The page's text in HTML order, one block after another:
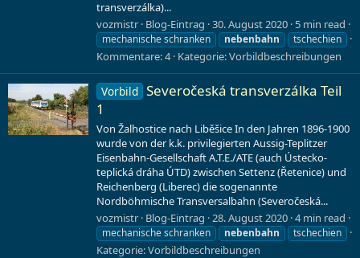
transverzálka)...
vozmistr Blog-Eintrag 30. August 2020 5 min read
mechanische schranken nebenbahn tschechien
Kommentare: 4 Kategorie:Vorbildbeschreibungen
Vorbild Severočeská transverzálka Teil
1
Von Žalhostice nach Liběšice In den Jahren 1896-1900
wurde von der k.k. privilegierten Aussig-Teplitzer
Eisenbahn-Gesellschaft A.T.E./ATE (auch Ústecko-
teplická dráha ÚTD) zwischen Settenz (Řetenice) und
Reichenberg (Liberec) die sogenannte
Nordböhmische Transversalbahn (Severočeská...
vozmistr Blog-Eintrag 28. August 2020 4 min read
mechanische schranken nebenbahn tschechien
Kategorie:Vorbildbeschreibungen